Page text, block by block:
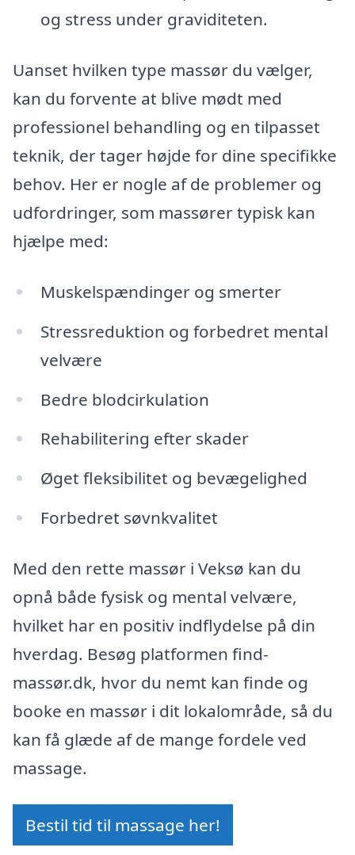
og stress under graviditeten.
Uanset hvilken type massør du vælger,
kan du forvente at blive mødt med
professionel behandling og en tilpasset
teknik, der tager højde for dine specifikke
behov. Her er nogle af de problemer og
udfordringer, som massører typisk kan
hjælpe med:
Muskelspændinger og smerter
Stressreduktion og forbedret mental
velvære
Bedre blodcirkulation
Rehabilitering efter skader
Øget fleksibilitet og bevægelighed
Forbedret søvnkvalitet
Med den rette massør i Veksø kan du
opnå både fysisk og mental velvære,
hvilket har en positiv indflydelse på din
hverdag. Besøg platformen find-
massør.dk, hvor du nemt kan finde og
booke en massør i dit lokalområde, så du
kan få glæde af de mange fordele ved
massage.
Bestil tid til massage her!